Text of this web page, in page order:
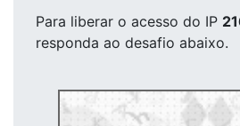
Para liberar o acesso do IP
responda ao desafio abaixo.